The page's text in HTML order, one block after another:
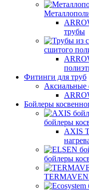
трубы
сшитого
Фитинги для труб
Аксиальные
Бойлеры
бойлеры
AXIS
бойлеры